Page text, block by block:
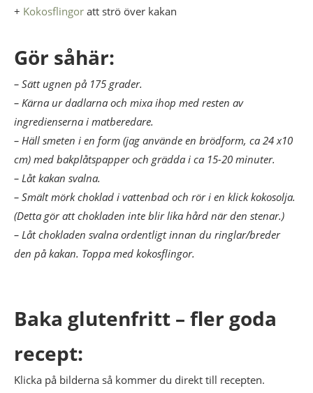
+ Kokosflingor att strö över kakan
Gör såhär:
– Sätt ugnen på 175 grader.
– Kärna ur dadlarna och mixa ihop med resten av
ingredienserna i matberedare.
– Häll smeten i en form (jag använde en brödform, ca 24 x10
cm) med bakplåtspapper och grädda i ca 15-20 minuter.
– Låt kakan svalna.
– Smält mörk choklad i vattenbad och rör i en klick kokosolja.
(Detta gör att chokladen inte blir lika hård när den stenar.)
– Låt chokladen svalna ordentligt innan du ringlar/breder
den på kakan. Toppa med kokosflingor.
Baka glutenfritt – fler goda
recept:
Klicka på bilderna så kommer du direkt till recepten.